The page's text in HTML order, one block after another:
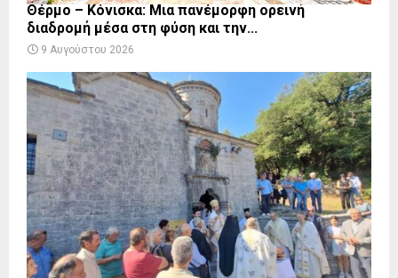
Θέρμο – Κόνισκα: Μια πανέμορφη ορεινή
διαδρομή μέσα στη φύση και την...
9 Αυγούστου 2026